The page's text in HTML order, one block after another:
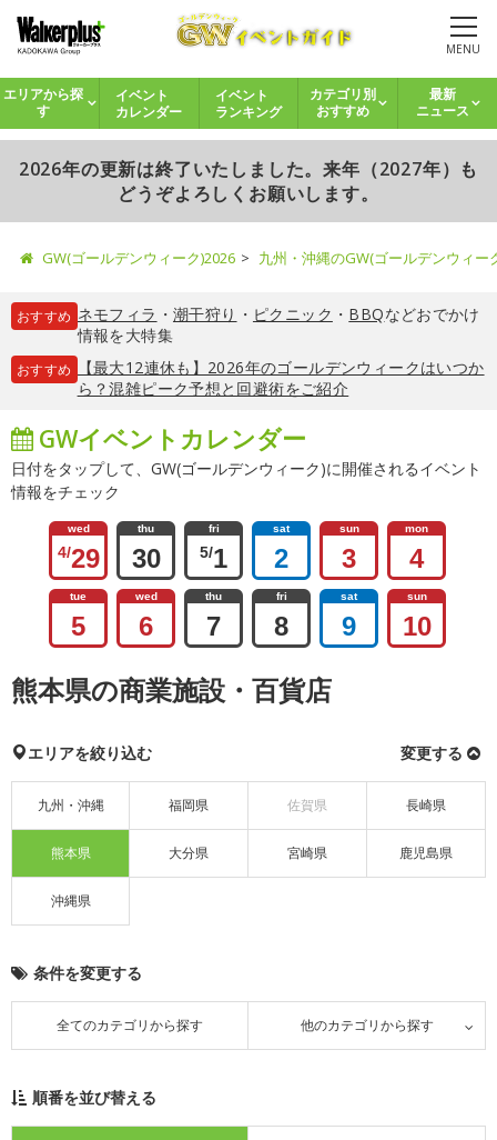
MENU
エリアから探
す
イベント
カレンダー
イベント
ランキング
カテゴリ別
おすすめ
最新
ニュース
2026年の更新は終了いたしました。来年（2027年）も
どうぞよろしくお願いします。
GW(ゴールデンウィーク)2026 九州・沖縄のGW(ゴールデンウィ
おすすめ ネモフィラ ・ 潮干狩り ・ ピクニック ・ BBQなどおでかけ
情報を大特集
おすすめ
【最大12連休も】2026年のゴールデンウィークはいつか
ら？混雑ピーク予想と回避術をご紹介
GWイベントカレンダー
日付をタップして、GW(ゴールデンウィーク)に開催されるイベント
情報をチェック
wed
4/29
thu
30
fri
5/1
sat
2
sun
3
mon
4
tue
5
wed
6
thu
7
fri
8
sat
9
sun
10
熊本県の商業施設・百貨店
エリアを絞り込む 変更する
九州・沖縄 福岡県 佐賀県 長崎県
熊本県 大分県 宮崎県 鹿児島県
沖縄県
条件を変更する
全てのカテゴリから探す 他のカテゴリから探す
順番を並び替える